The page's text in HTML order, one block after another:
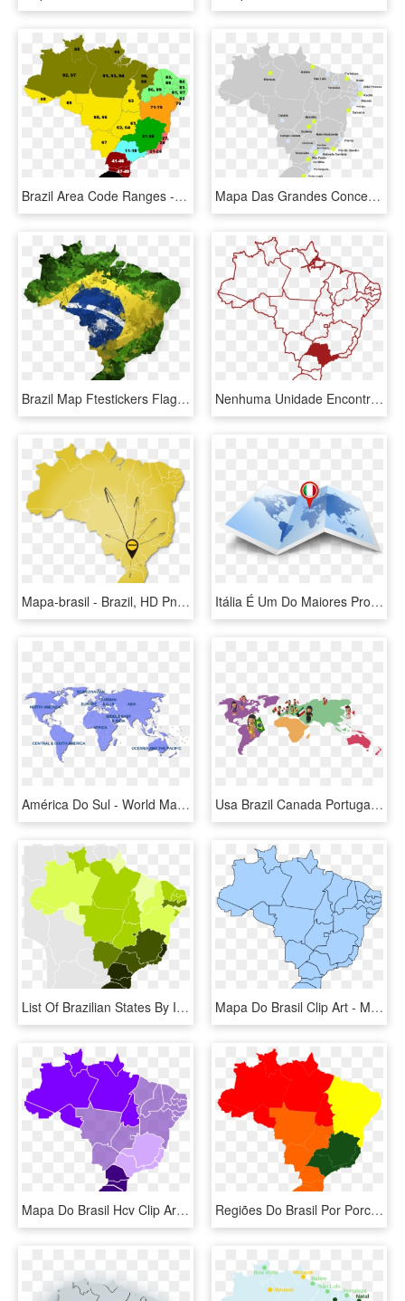
Brazil Area Code Ranges - Ddd 21 É De Qual Estado, HD Png Download Mapa Das Grandes Concentrações Urbanas Do Brasil - Brazil Map, HD Png Download
Brazil Map Ftestickers Flag Flagbrazil - Mapa Do Brasil Em Png, Transparent Png Nenhuma Unidade Encontrada - Blank Map Of States Of Brazil, HD Png Download
Mapa-brasil - Brazil, HD Png Download Itália É Um Do Maiores Produtores De Vinhos Do Mundo - World Map, HD Png Download
América Do Sul - World Map In One Color, HD Png Download Usa Brazil Canada Portugal Belgium Japan Kuwait Poland - World Map Of Flavors, HD Png Download
List Of Brazilian States By Infant Mortality - Regions Of Brazil, HD Png Download Mapa Do Brasil Clip Art - Mapa Do Brasil Editavel, HD Png Download
Mapa Do Brasil Hcv Clip Art - Mapa Brasil Para Apresentação, HD Png Download Regiões Do Brasil Por Porcentagem De Rede De Esgoto - Mapa Brasil Regioes Png, Transparent Png